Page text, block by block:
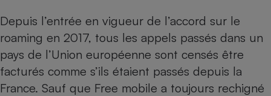
Depuis l’entrée en vigueur de l’accord sur le
roaming en 2017, tous les appels passés dans un
pays de l’Union européenne sont censés être
facturés comme s’ils étaient passés depuis la
France. Sauf que Free mobile a toujours rechigné